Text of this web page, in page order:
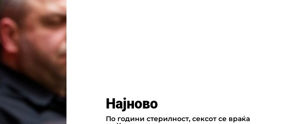
Најново
По години стерилност, сексот се враќа